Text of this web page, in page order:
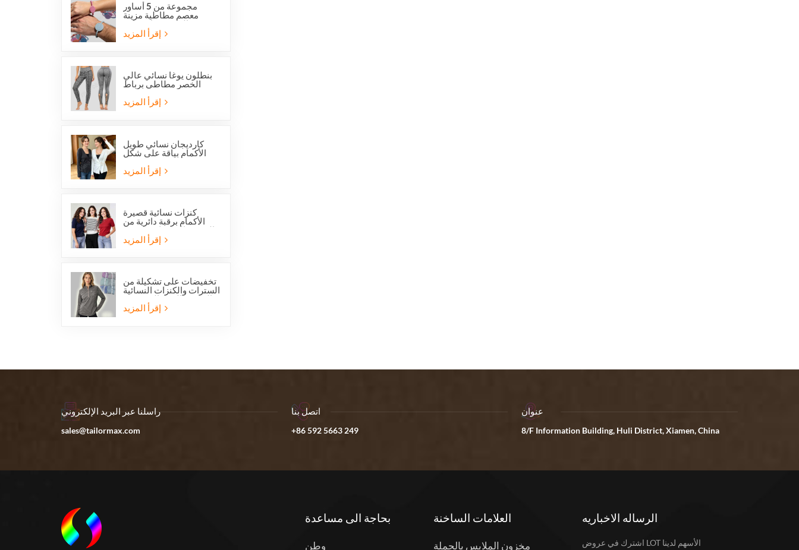
مجموعة من 5 أساور
معصم مطاطية مزينة
بالخرز تحمل صورة
القديس بنديكت الكاثوليكي
وميدالية المعجزة
بنطلون يوغا نسائي عالي
الخصر مطاطي برباط
متقاطع وفتحات شبكية من
ستوكلوت
كارديجان نسائي طويل
الأكمام بياقة على شكل
حرف V مع رباط جانبي
أمامي
كنزات نسائية قصيرة
الأكمام برقبة دائرية من
الصوف المحبوك، متوفرة
تخفيضات على تشكيلة من
السترات والكنزات النسائية
الخفيفة الوزن المصنوعة
من الصوف القطبي بنصف
سحاب، مناسبة للمشي
راسلنا عبر البريد الإلكتروني
sales@tailormax.com
اتصل بنا
+86 592 5663 249
عنوان
8/F Information Building, Huli District, Xiamen, China
بحاجة الى مساعدة
وطن
العلامات الساخنة
مخزون الملابس بالجملة
الرساله الاخباريه
اشترك في عروض LOT الأسهم لدينا